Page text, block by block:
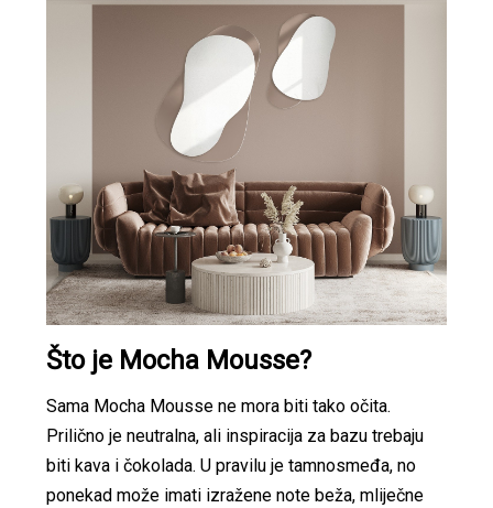
Što je Mocha Mousse?
Sama Mocha Mousse ne mora biti tako očita.
Prilično je neutralna, ali inspiracija za bazu trebaju
biti kava i čokolada. U pravilu je tamnosmeđa, no
ponekad može imati izražene note beža, mliječne